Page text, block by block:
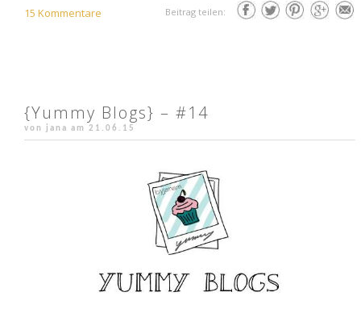
15 Kommentare Beitrag teilen:
{Yummy Blogs} – #14
von jana am 21.06.15